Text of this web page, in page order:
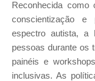
Reconhecida
conscientização e
espectro autista, a
pessoas durante os
painéis e
inclusivas. As